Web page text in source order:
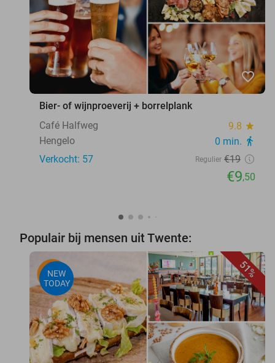
favorite_border
Bier- of wijnproeverij + borrelplank
Café Halfweg
9.8 star
Hengelo 0 min. directions_walk
Verkocht: 57 Regulier €19
€9,50
Populair bij mensen uit Twente:
51%
NEW
TODAY